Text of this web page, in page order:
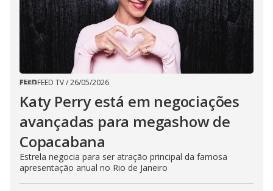
FEED TV/26/05/2026
Katy Perry está em negociações
avançadas para megashow de
Copacabana
Estrela negocia para ser atração principal da famosa
apresentação anual no Rio de Janeiro